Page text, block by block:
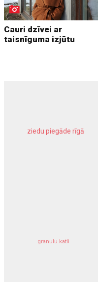
Cauri dzīvei ar
taisnīguma izjūtu
ziedu piegāde rīgā
granulu katli